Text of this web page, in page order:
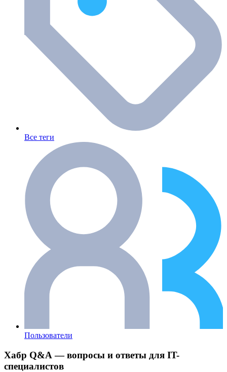
Все теги
Пользователи
Хабр Q&A — вопросы и ответы для IT-
специалистов